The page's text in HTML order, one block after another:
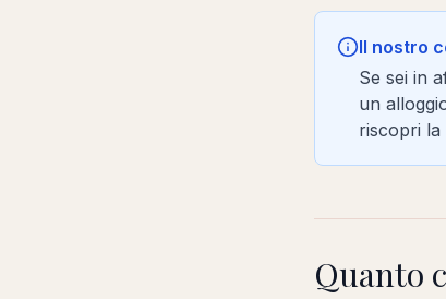
Il nostro
Se sei in
un
riscopri
Quanto